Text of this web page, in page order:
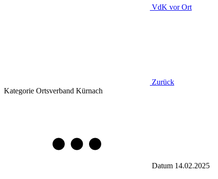
VdK vor Ort
Zurück
Kategorie Ortsverband Kürnach
Datum 14.02.2025